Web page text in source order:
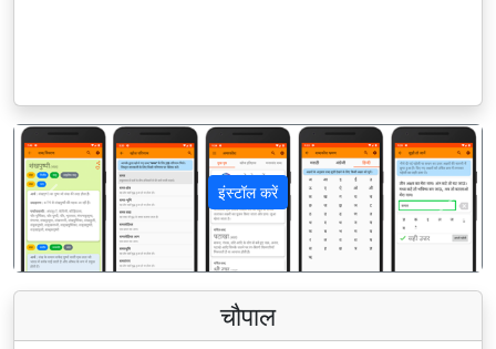
इंस्टॉल करें
पिछला अगला
चौपाल